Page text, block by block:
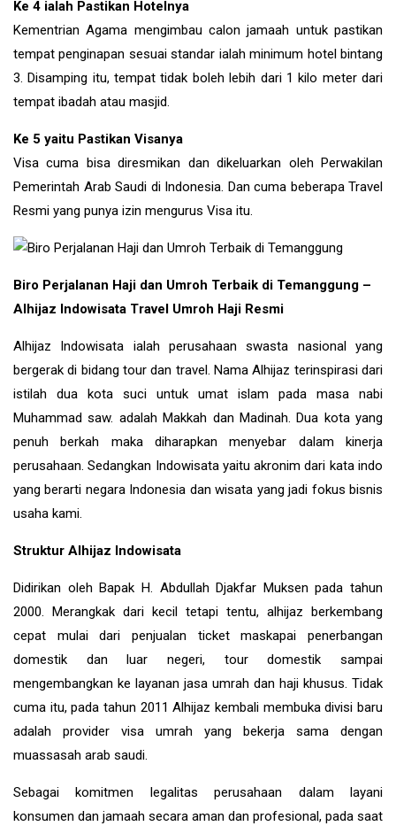
Ke 4 ialah Pastikan Hotelnya
Kementrian Agama mengimbau calon jamaah untuk pastikan
tempat penginapan sesuai standar ialah minimum hotel bintang
3. Disamping itu, tempat tidak boleh lebih dari 1 kilo meter dari
tempat ibadah atau masjid.
Ke 5 yaitu Pastikan Visanya
Visa cuma bisa diresmikan dan dikeluarkan oleh Perwakilan
Pemerintah Arab Saudi di Indonesia. Dan cuma beberapa Travel
Resmi yang punya izin mengurus Visa itu.
Biro Perjalanan Haji dan Umroh Terbaik di Temanggung –
Alhijaz Indowisata Travel Umroh Haji Resmi
Alhijaz Indowisata ialah perusahaan swasta nasional yang
bergerak di bidang tour dan travel. Nama Alhijaz terinspirasi dari
istilah dua kota suci untuk umat islam pada masa nabi
Muhammad saw. adalah Makkah dan Madinah. Dua kota yang
penuh berkah maka diharapkan menyebar dalam kinerja
perusahaan. Sedangkan Indowisata yaitu akronim dari kata indo
yang berarti negara Indonesia dan wisata yang jadi fokus bisnis
usaha kami.
Struktur Alhijaz Indowisata
Didirikan oleh Bapak H. Abdullah Djakfar Muksen pada tahun
2000. Merangkak dari kecil tetapi tentu, alhijaz berkembang
cepat mulai dari penjualan ticket maskapai penerbangan
domestik dan luar negeri, tour domestik sampai
mengembangkan ke layanan jasa umrah dan haji khusus. Tidak
cuma itu, pada tahun 2011 Alhijaz kembali membuka divisi baru
adalah provider visa umrah yang bekerja sama dengan
muassasah arab saudi.
Sebagai komitmen legalitas perusahaan dalam layani
konsumen dan jamaah secara aman dan profesional, pada saat